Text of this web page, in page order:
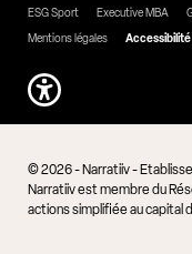
ESG Sport
Executive MBA
Mentions légales
© 2026 - Narratiiv -
Narratiiv est membre du
actions simplifiée au capital